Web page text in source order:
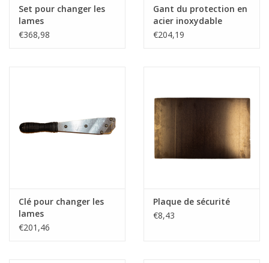
Set pour changer les
lames
€368,98
Gant du protection en
acier inoxydable
€204,19
Clé pour changer les
lames
€201,46
Plaque de sécurité
€8,43